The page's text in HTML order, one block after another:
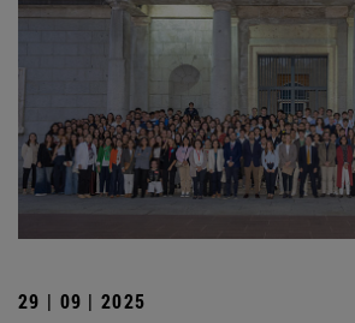
29 | 09 | 2025